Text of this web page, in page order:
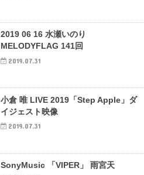
2019 06 16 水瀬いのり
MELODYFLAG 141回
2019.07.31
小倉 唯 LIVE 2019「Step Apple」ダ
イジェスト映像
2019.07.31
SonyMusic 「VIPER」 雨宮天